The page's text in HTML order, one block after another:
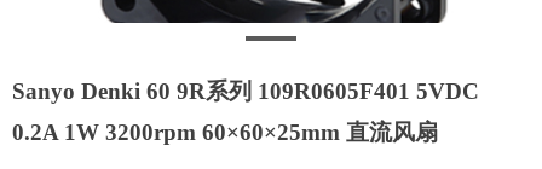
Sanyo Denki 60 9R系列 109R0605F401 5VDC
0.2A 1W 3200rpm 60×60×25mm 直流风扇